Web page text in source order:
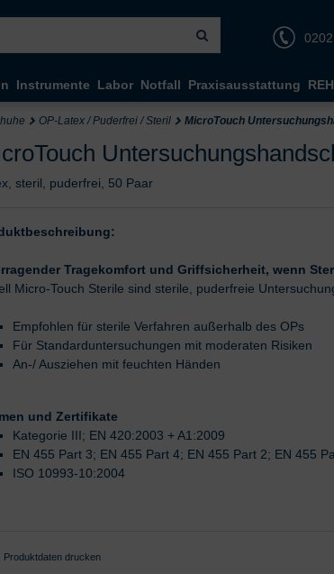
Instrumente Labor Notfall Praxisausstattung
OP-Latex / Puderfrei / Steril MicroTouch
steril, puderfrei, 50 Paar
Tragekomfort und Griffsicherheit, wenn
Micro-Touch Sterile sind sterile, puderfreie
Empfohlen für sterile Verfahren außerhalb des OPs
Für Standarduntersuchungen mit moderaten Risiken
An-/ Ausziehen mit feuchten Händen
und Zertifikate
Kategorie III; EN 420:2003 + A1:2009
EN 455 Part 3; EN 455 Part 4; EN 455 Part 2; EN 455
ISO 10993-10:2004
Produktdaten drucken